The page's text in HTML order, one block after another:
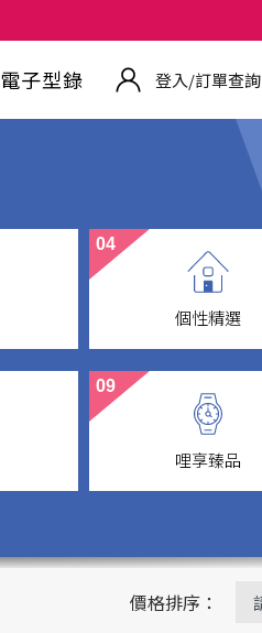
電子型錄 登入/訂單查詢
04
個性精選
09
哩享臻品
價格排序：